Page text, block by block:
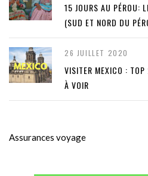
15 JOURS AU PÉROU:
(SUD ET NORD DU
26 JUILLET 2020
VISITER MEXICO :
À VOIR
Assurances voyage